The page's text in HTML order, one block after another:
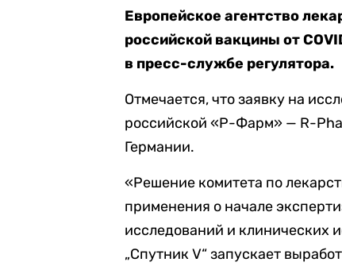
Европейское агентство
российской вакцины от
в пресс-службе регулятора.
Отмечается, что заявку на
российской «Р-Фарм» — R-
Германии.
«Решение комитета по
применения о начале
исследований и клинических
„Спутник V“ запускает